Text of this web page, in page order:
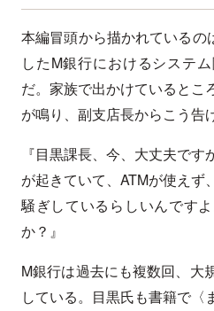
本編冒頭から描かれているの
したM銀行におけるシステ
だ。家族で出かけているとこ
が鳴り、副支店長からこう告
『目黒課長、今、大丈夫で
が起きていて、ATMが使えず
騒ぎしているらしいんです
か？』
M銀行は過去にも複数回、大
している。目黒氏も書籍で